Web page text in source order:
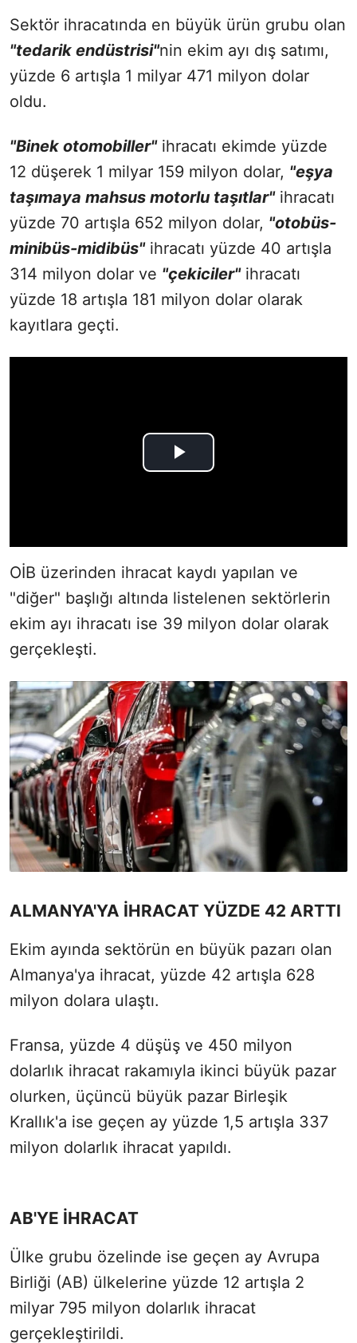
Sektör ihracatında en büyük ürün grubu olan
"tedarik endüstrisi"nin ekim ayı dış satımı,
yüzde 6 artışla 1 milyar 471 milyon dolar
oldu.
"Binek otomobiller"ihracatı ekimde yüzde
12 düşerek 1 milyar 159 milyon dolar, "eşya
taşımaya mahsus motorlu taşıtlar"ihracatı
yüzde 70 artışla 652 milyon dolar, "otobüs-
minibüs-midibüs"ihracatı yüzde 40 artışla
314 milyon dolar ve "çekiciler"ihracatı
yüzde 18 artışla 181 milyon dolar olarak
kayıtlara geçti.
OİB üzerinden ihracat kaydı yapılan ve
"diğer" başlığı altında listelenen sektörlerin
ekim ayı ihracatı ise 39 milyon dolar olarak
gerçekleşti.
ALMANYA'YA İHRACAT YÜZDE 42 ARTTI
Ekim ayında sektörün en büyük pazarı olan
Almanya'ya ihracat, yüzde 42 artışla 628
milyon dolara ulaştı.
Fransa, yüzde 4 düşüş ve 450 milyon
dolarlık ihracat rakamıyla ikinci büyük pazar
olurken, üçüncü büyük pazar Birleşik
Krallık'a ise geçen ay yüzde 1,5 artışla 337
milyon dolarlık ihracat yapıldı.
AB'YE İHRACAT
Ülke grubu özelinde ise geçen ay Avrupa
Birliği (AB) ülkelerine yüzde 12 artışla 2
milyar 795 milyon dolarlık ihracat
gerçekleştirildi.